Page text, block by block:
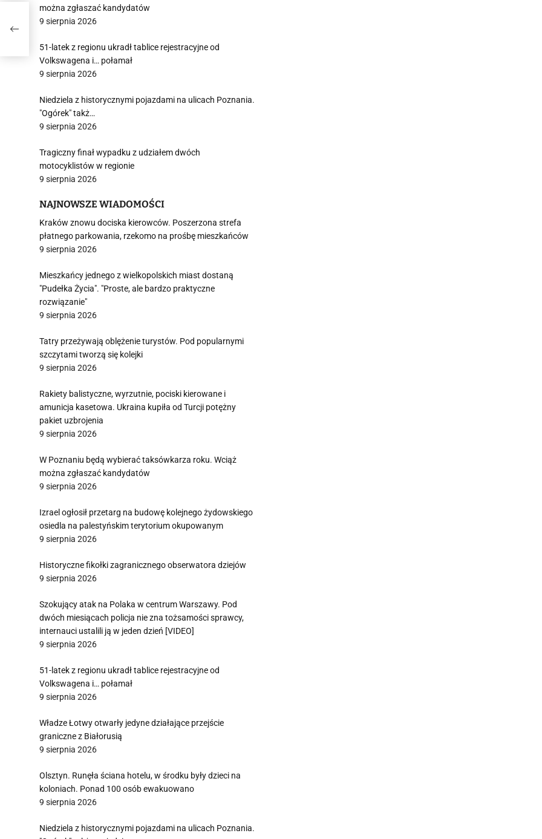
można zgłaszać kandydatów
9 sierpnia 2026
51-latek z regionu ukradł tablice rejestracyjne od
Volkswagena i… połamał
9 sierpnia 2026
Niedziela z historycznymi pojazdami na ulicach Poznania.
"Ogórek" takż…
9 sierpnia 2026
Tragiczny finał wypadku z udziałem dwóch
motocyklistów w regionie
9 sierpnia 2026
NAJNOWSZE WIADOMOŚCI
Kraków znowu dociska kierowców. Poszerzona strefa
płatnego parkowania, rzekomo na prośbę mieszkańców
9 sierpnia 2026
Mieszkańcy jednego z wielkopolskich miast dostaną
"Pudełka Życia". "Proste, ale bardzo praktyczne
rozwiązanie"
9 sierpnia 2026
Tatry przeżywają oblężenie turystów. Pod popularnymi
szczytami tworzą się kolejki
9 sierpnia 2026
Rakiety balistyczne, wyrzutnie, pociski kierowane i
amunicja kasetowa. Ukraina kupiła od Turcji potężny
pakiet uzbrojenia
9 sierpnia 2026
W Poznaniu będą wybierać taksówkarza roku. Wciąż
można zgłaszać kandydatów
9 sierpnia 2026
Izrael ogłosił przetarg na budowę kolejnego żydowskiego
osiedla na palestyńskim terytorium okupowanym
9 sierpnia 2026
Historyczne fikołki zagranicznego obserwatora dziejów
9 sierpnia 2026
Szokujący atak na Polaka w centrum Warszawy. Pod
dwóch miesiącach policja nie zna tożsamości sprawcy,
internauci ustalili ją w jeden dzień [VIDEO]
9 sierpnia 2026
51-latek z regionu ukradł tablice rejestracyjne od
Volkswagena i… połamał
9 sierpnia 2026
Władze Łotwy otwarły jedyne działające przejście
graniczne z Białorusią
9 sierpnia 2026
Olsztyn. Runęła ściana hotelu, w środku były dzieci na
koloniach. Ponad 100 osób ewakuowano
9 sierpnia 2026
Niedziela z historycznymi pojazdami na ulicach Poznania.